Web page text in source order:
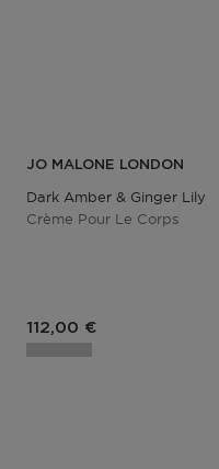
JO MALONE LONDON
Dark Amber & Ginger Lily
Crème Pour Le Corps
112,00 €